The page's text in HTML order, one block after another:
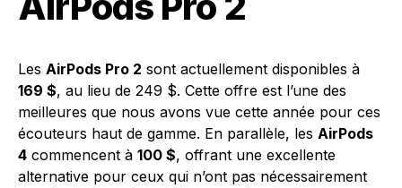
Les AirPods Pro 2 sont actuellement disponibles à
169 $, au lieu de 249 $. Cette offre est l’une des
meilleures que nous avons vue cette année pour ces
écouteurs haut de gamme. En parallèle, les AirPods
4 commencent à 100 $, offrant une excellente
alternative pour ceux qui n’ont pas nécessairement